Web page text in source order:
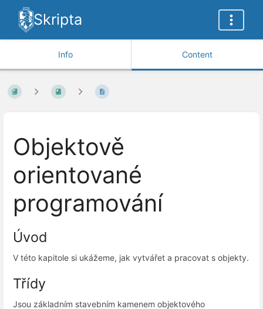
Skripta
Info Content
Objektově
orientované
programování
Úvod
V této kapitole si ukážeme, jak vytvářet a pracovat s objekty.
Třídy
Jsou základním stavebním kamenem objektového